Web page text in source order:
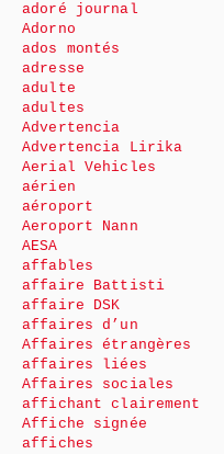
adoré journal
Adorno
ados montés
adresse
adulte
adultes
Advertencia
Advertencia Lirika
Aerial Vehicles
aérien
aéroport
Aeroport Nann
AESA
affables
affaire Battisti
affaire DSK
affaires d’un
Affaires étrangères
affaires liées
Affaires sociales
affichant clairement
Affiche signée
affiches